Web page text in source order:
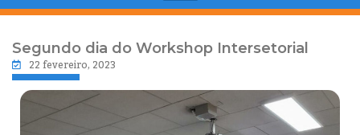
Segundo dia do Workshop Intersetorial
22 fevereiro, 2023